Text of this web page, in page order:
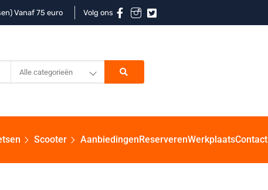
Vanaf 75 euro Volg ons
Alle categorieën
Scooter AanbiedingenReserverenWerkplaatsContact